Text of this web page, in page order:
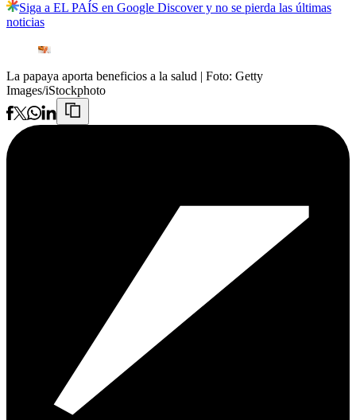
Siga a EL PAÍS en Google Discover y no se pierda las últimas
noticias
La papaya aporta beneficios a la salud | Foto: Getty
Images/iStockphoto